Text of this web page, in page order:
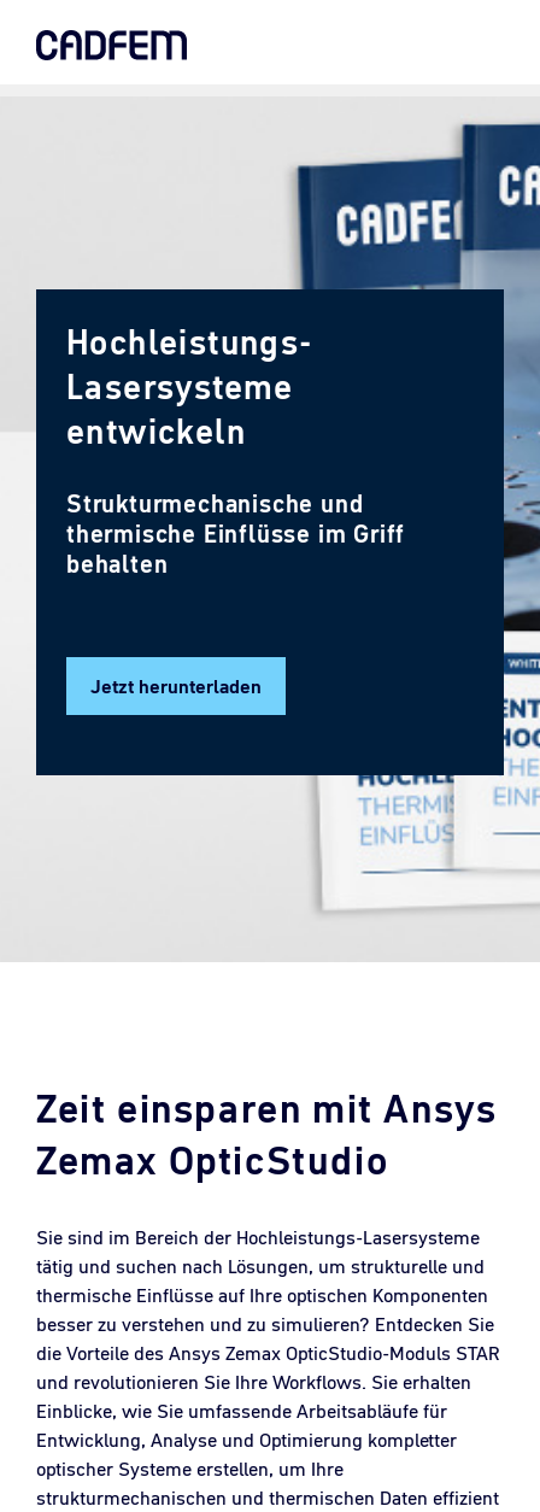
Hochleistungs-
Lasersysteme
entwickeln
Strukturmechanische und
thermische Einflüsse im Griff
behalten
Jetzt herunterladen
Zeit einsparen mit Ansys
Zemax OpticStudio
Sie sind im Bereich der Hochleistungs-Lasersysteme
tätig und suchen nach Lösungen, um strukturelle und
thermische Einflüsse auf Ihre optischen Komponenten
besser zu verstehen und zu simulieren? Entdecken Sie
die Vorteile des Ansys Zemax OpticStudio-Moduls STAR
und revolutionieren Sie Ihre Workflows. Sie erhalten
Einblicke, wie Sie umfassende Arbeitsabläufe für
Entwicklung, Analyse und Optimierung kompletter
optischer Systeme erstellen, um Ihre
strukturmechanischen und thermischen Daten effizient